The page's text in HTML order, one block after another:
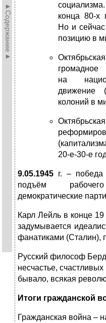
►Содержание►
конца 80-х
Но и
позицию в
громадное
на
движение
колоний в
20-е-30-е
9.05.1945 г. –
подъём
демократические
Карл Лейль в конце
задумывается
фанатиками (Сталин),
Русский философ
несчастье,
бывало, всякая
Итоги гражданской
Гражданская война –